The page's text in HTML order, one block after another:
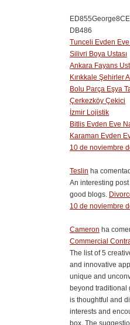
DB486
Tunceli Evden
Silivri Boya Ustası
Ankara Fayans
Kırıkkale Şehirler
Bolu Parça Eşya
Çerkezköy Çekici
İzmir Lojistik
Bitlis Evden Eve
Karaman Evden
10 de noviembre
Teslin ha
An interesting
good blogs.
10 de noviembre
Cameron ha
Commercial
The list of 5
and innovative
unique and
beyond traditional
is thoughtful and
interests and
box. The